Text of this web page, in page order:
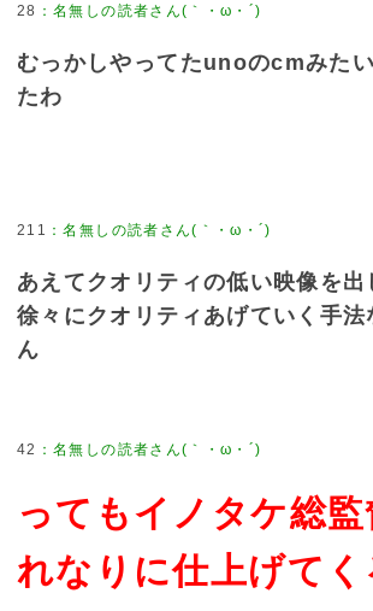
28
むっかしやってたunoのcmみた
たわ
211
あえてクオリティの低い映像を出
徐々にクオリティあげていく手法
ん
42
ってもイノタケ総
れなりに仕上げて